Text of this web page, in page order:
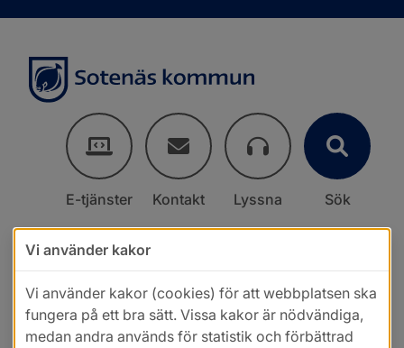
E-tjänster Kontakt Lyssna Sök
Vi använder kakor
Vi använder kakor (cookies) för att webbplatsen ska
fungera på ett bra sätt. Vissa kakor är nödvändiga,
medan andra används för statistik och förbättrad